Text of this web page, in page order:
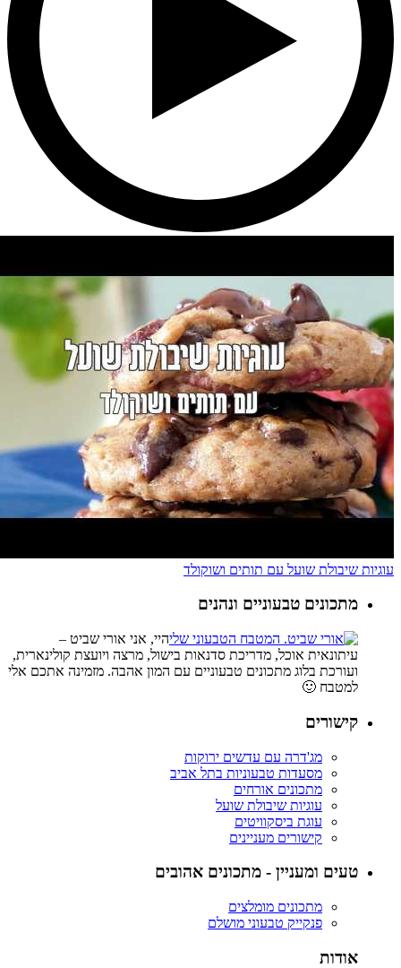
עוגיות שיבולת שועל עם תותים ושוקולד
מתכונים טבעוניים ונהנים
היי, אני אורי שביט –
עיתונאית אוכל, מדריכת סדנאות בישול, מרצה ויועצת קולינארית,
ועורכת בלוג מתכונים טבעוניים עם המון אהבה. מזמינה אתכם אלי
למטבח 🙂
קישורים
מג'דרה עם עדשים ירוקות
מסעדות טבעוניות בתל אביב
מתכונים אורחים
עוגיות שיבולת שועל
עוגת ביסקוויטים
קישורים מעניינים
טעים ומעניין - מתכונים אהובים
מתכונים מומלצים
פנקייק טבעוני מושלם
אודות